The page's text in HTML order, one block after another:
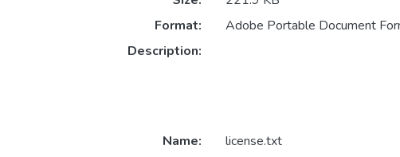
Format:
Adobe Portable Document
Description:
Name:
license.txt